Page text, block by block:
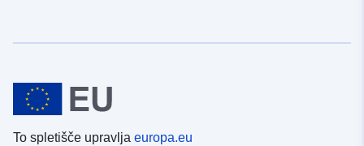
To spletišče upravlja europa.eu